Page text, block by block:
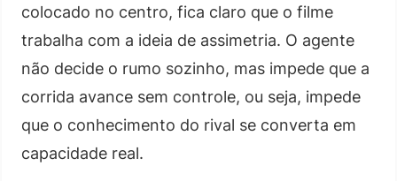
colocado no centro, fica claro que o filme
trabalha com a ideia de assimetria. O agente
não decide o rumo sozinho, mas impede que a
corrida avance sem controle, ou seja, impede
que o conhecimento do rival se converta em
capacidade real.